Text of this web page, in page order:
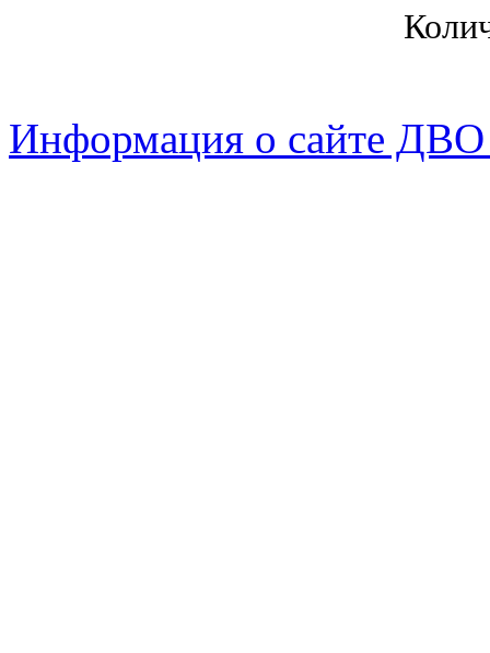
Информация о сайте